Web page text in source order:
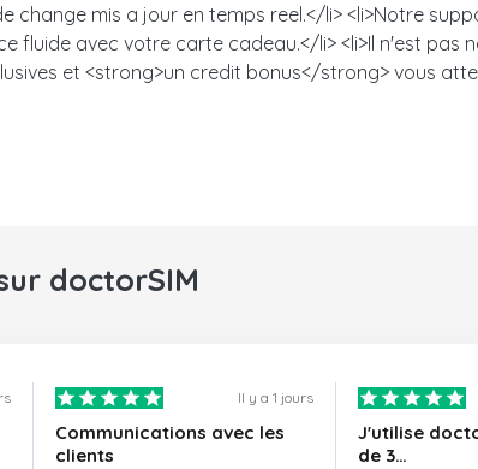
mis a jour en temps reel.</li> <li>Notre
avec votre carte cadeau.</li> <li>Il n'est pas
et <strong>un credit bonus</strong> vous
doctorSIM
Il y a 1 jours
Communications avec les
clients
J'utilise
de 3…